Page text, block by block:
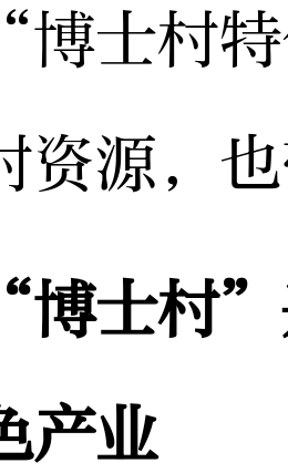
士村
资源，
“博士村”
产业